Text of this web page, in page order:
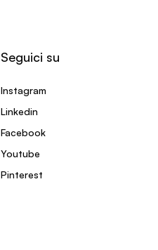
Seguici su
Instagram
Linkedin
Facebook
Youtube
Pinterest